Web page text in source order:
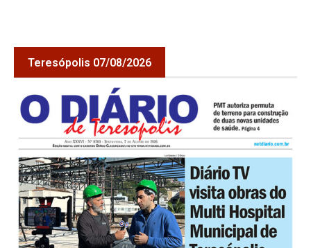
Teresópolis 07/08/2026